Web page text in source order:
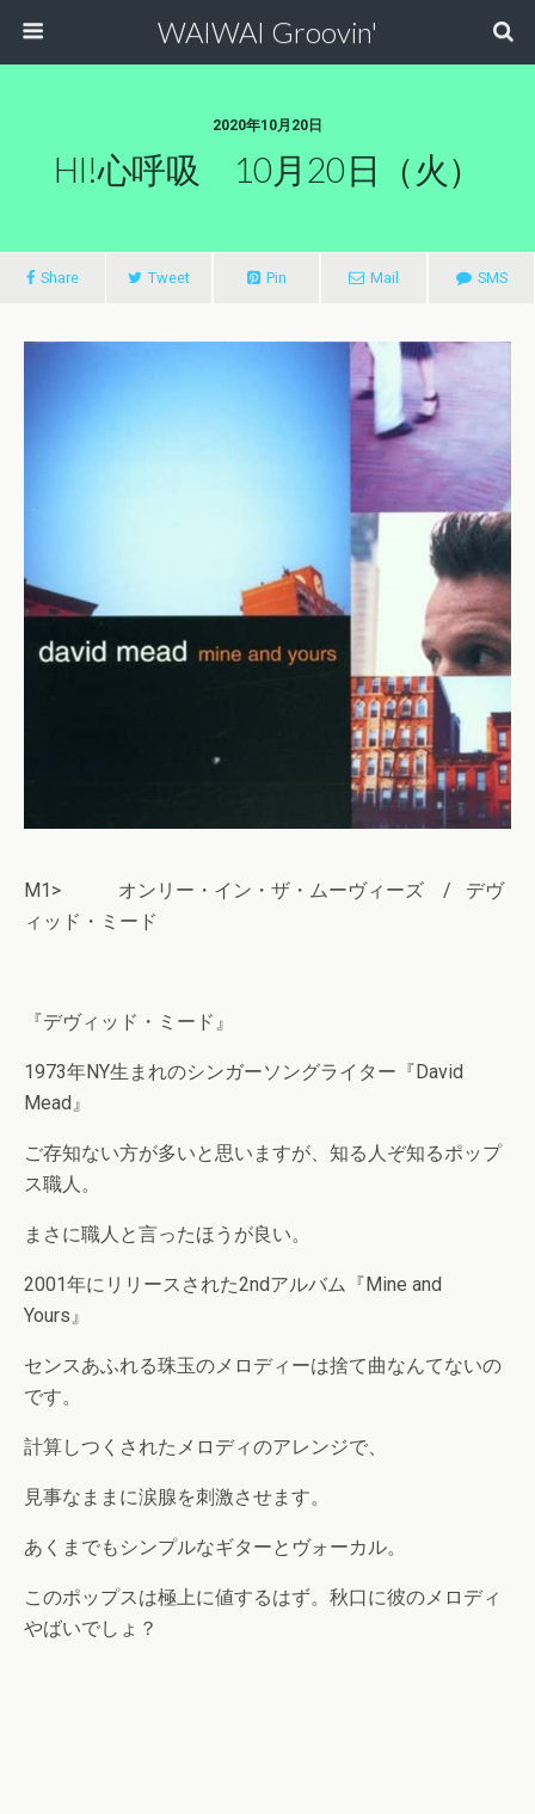
WAIWAI Groovin'
2020年10月20日
HI!心呼吸 10月20日（火）
Share Tweet Pin Mail SMS
M1> オンリー・イン・ザ・ムーヴィーズ / デヴ
ィッド・ミード
『デヴィッド・ミード』
1973年NY生まれのシンガーソングライター『David
Mead』
ご存知ない方が多いと思いますが、知る人ぞ知るポップ
ス職人。
まさに職人と言ったほうが良い。
2001年にリリースされた2ndアルバム『Mine and
Yours』
センスあふれる珠玉のメロディーは捨て曲なんてないの
です。
計算しつくされたメロディのアレンジで、
見事なままに涙腺を刺激させます。
あくまでもシンプルなギターとヴォーカル。
このポップスは極上に値するはず。秋口に彼のメロディ
やばいでしょ？